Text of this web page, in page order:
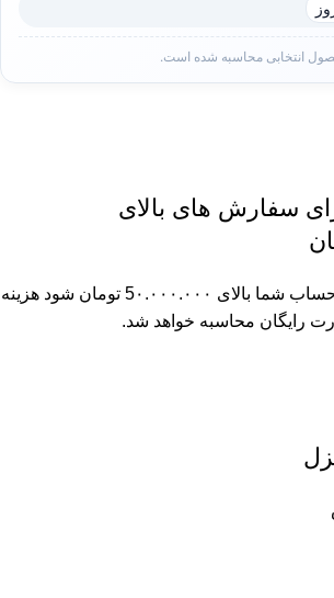
انتخابی محاسبه شده است.
سفارش های بالای
چنان چه جمع صورت حساب شما بالای 5٠.٠٠٠.٠٠٠ تومان شود هزینه
رایگان محاسبه خواهد شد.